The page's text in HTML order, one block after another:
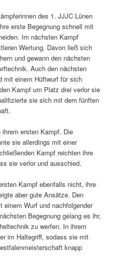
des 1. JJJC Lünen
erste Begegnung schnell mit
Im nächsten Kampf
Wertung. Davon ließ sich
und gewann den nächsten
Auch den nächsten
mit einem Hüftwurf für sich
Kampf um Platz drei verlor sie
sie sich mit dem fünften
ersten Kampf. Die
sie allerdings mit einer
Kampf reichten ihre
sie verlor und ausschied.
Kampf ebenfalls nicht, ihre
aber gute Ansätze. Den
Wurf und nachfolgender
Begegnung gelang es ihr,
zu werfen. In ihrem
im Haltegriff, sodass sie mit
knapp